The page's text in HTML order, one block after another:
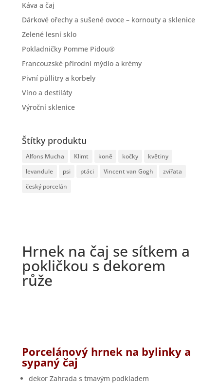
Káva a čaj
Dárkové ořechy a sušené ovoce – kornouty a sklenice
Zelené lesní sklo
Pokladničky Pomme Pidou®
Francouzské přírodní mýdlo a krémy
Pivní půllitry a korbely
Víno a destiláty
Výroční sklenice
Štítky produktu
Alfons Mucha Klimt koně kočky
květiny
levandule
psi ptáci Vincent van Gogh
zvířata
český porcelán
Hrnek na čaj se sítkem a
pokličkou s dekorem
růže
Porcelánový hrnek na bylinky a
sypaný čaj
dekor Zahrada s tmavým podkladem